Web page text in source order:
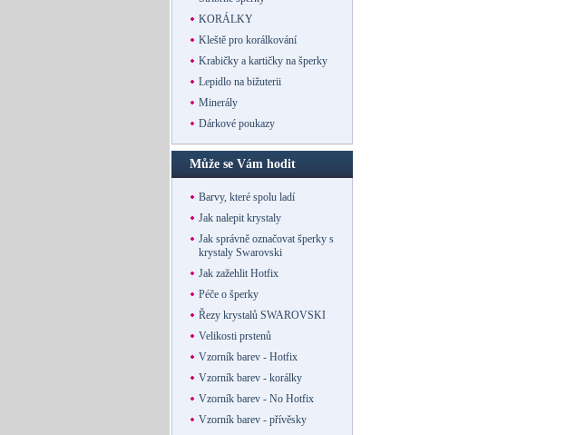
KORÁLKY
Kleště pro korálkování
Krabičky a kartičky na šperky
Lepidlo na bižuterii
Minerály
Dárkové poukazy
Může se Vám hodit
Barvy, které spolu ladí
Jak nalepit krystaly
Jak správně označovat šperky s
krystaly Swarovski
Jak zažehlit Hotfix
Péče o šperky
Řezy krystalů SWAROVSKI
Velikosti prstenů
Vzorník barev - Hotfix
Vzorník barev - korálky
Vzorník barev - No Hotfix
Vzorník barev - přívěsky